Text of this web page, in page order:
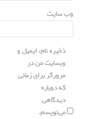
وب‌ سایت
ذخیره نام، ایمیل و
وبسایت من در
مرورگر برای زمانی
که دوباره
دیدگاهی
می‌نویسم.